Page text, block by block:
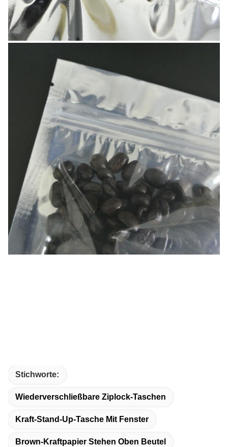
Stichworte:
Wiederverschließbare Ziplock-Taschen
Kraft-Stand-Up-Tasche Mit Fenster
Brown-Kraftpapier Stehen Oben Beutel